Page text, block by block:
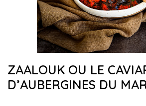
ZAALOUK OU LE
D’AUBERGINES DU